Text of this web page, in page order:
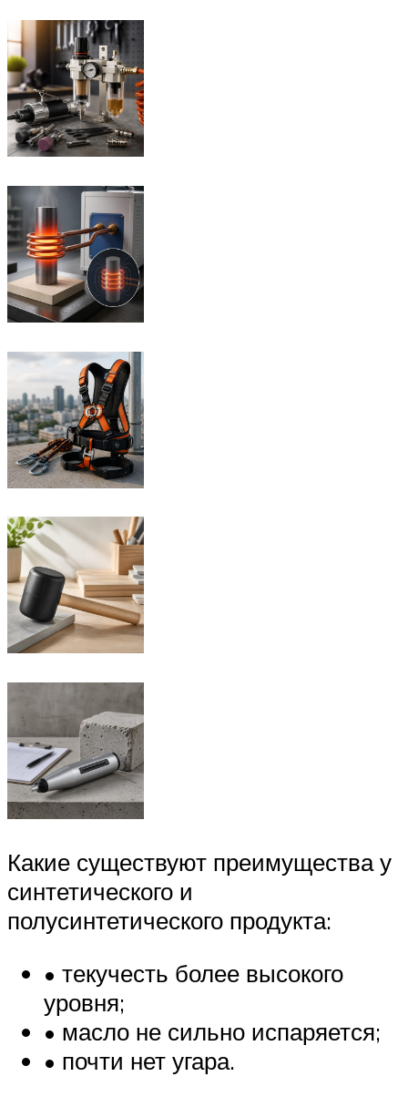
Какие существуют преимущества у
синтетического и
полусинтетического продукта:
• текучесть более высокого
уровня;
• масло не сильно испаряется;
• почти нет угара.